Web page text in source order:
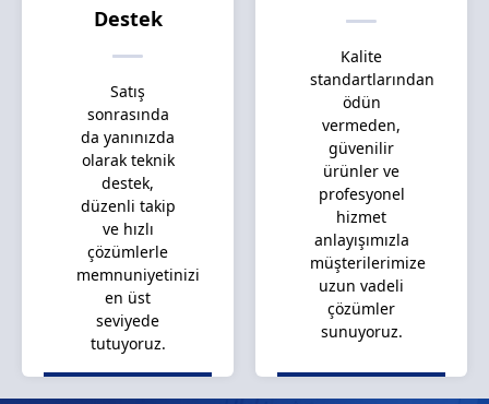
Destek
Satış
sonrasında
da yanınızda
olarak teknik
destek,
düzenli takip
ve hızlı
çözümlerle
memnuniyetinizi
en üst
seviyede
tutuyoruz.
Kalite
standartlarından
ödün
vermeden,
güvenilir
ürünler ve
profesyonel
hizmet
anlayışımızla
müşterilerimize
uzun vadeli
çözümler
sunuyoruz.